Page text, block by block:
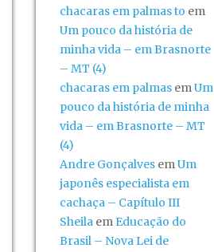
chacaras em palmas to em
Um pouco da história de
minha vida – em Brasnorte
– MT (4)
chacaras em palmas emUm
pouco da história de minha
vida – em Brasnorte – MT
(4)
Andre Gonçalves emUm
japonês especialista em
cachaça – Capítulo III
Sheila em Educação do
Brasil – Nova Lei de